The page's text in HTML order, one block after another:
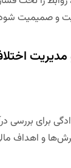
و صمیمیت
برای بررسی
و اهداف